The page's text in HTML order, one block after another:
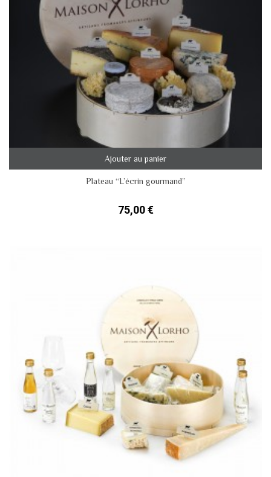
Ajouter au panier
Plateau “L’écrin gourmand”
75,00 €